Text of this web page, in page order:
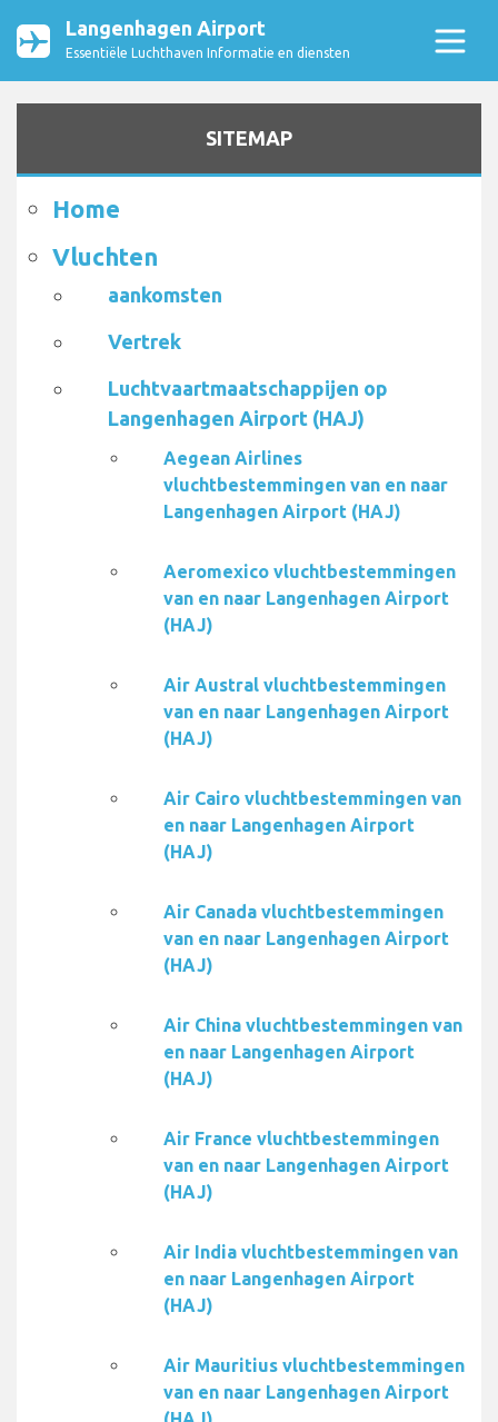
Langenhagen Airport
Essentiële Luchthaven Informatie en diensten
SITEMAP
Home
Vluchten
aankomsten
Vertrek
Luchtvaartmaatschappijen op
Langenhagen Airport (HAJ)
Aegean Airlines
vluchtbestemmingen van en naar
Langenhagen Airport (HAJ)
Aeromexico vluchtbestemmingen
van en naar Langenhagen Airport
(HAJ)
Air Austral vluchtbestemmingen
van en naar Langenhagen Airport
(HAJ)
Air Cairo vluchtbestemmingen van
en naar Langenhagen Airport
(HAJ)
Air Canada vluchtbestemmingen
van en naar Langenhagen Airport
(HAJ)
Air China vluchtbestemmingen van
en naar Langenhagen Airport
(HAJ)
Air France vluchtbestemmingen
van en naar Langenhagen Airport
(HAJ)
Air India vluchtbestemmingen van
en naar Langenhagen Airport
(HAJ)
Air Mauritius vluchtbestemmingen
van en naar Langenhagen Airport